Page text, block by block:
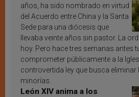
años, ha sido nombrado en virtud
del Acuerdo entre China y la Santa
Sede para una diócesis que
llevaba veinte años sin pastor. La
hoy. Pero hace tres semanas antes
comprometer públicamente a la
controvertida ley que busca eliminar
minorías.
León XIV anima a los